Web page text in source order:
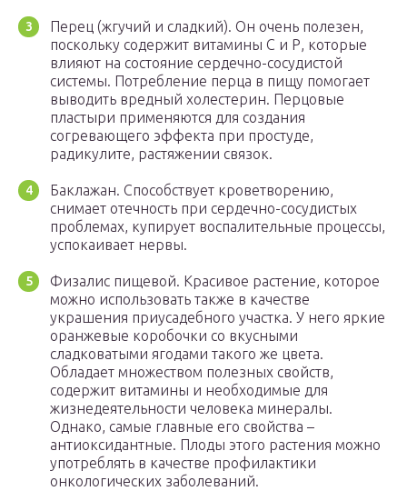
Перец (жгучий и сладкий). Он очень полезен,
поскольку содержит витамины С и Р, которые
влияют на состояние сердечно-сосудистой
системы. Потребление перца в пищу помогает
выводить вредный холестерин. Перцовые
пластыри применяются для создания
согревающего эффекта при простуде,
радикулите, растяжении связок.
Баклажан. Способствует кроветворению,
снимает отечность при сердечно-сосудистых
проблемах, купирует воспалительные процессы,
успокаивает нервы.
Физалис пищевой. Красивое растение, которое
можно использовать также в качестве
украшения приусадебного участка. У него яркие
оранжевые коробочки со вкусными
сладковатыми ягодами такого же цвета.
Обладает множеством полезных свойств,
содержит витамины и необходимые для
жизнедеятельности человека минералы.
Однако, самые главные его свойства –
антиоксидантные. Плоды этого растения можно
употреблять в качестве профилактики
онкологических заболеваний.